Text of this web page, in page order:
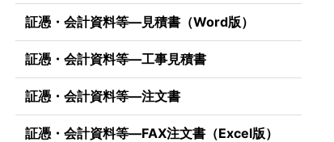
証憑・会計資料等―見積書（Word版）
証憑・会計資料等―工事見積書
証憑・会計資料等―注文書
証憑・会計資料等―FAX注文書（Excel版）